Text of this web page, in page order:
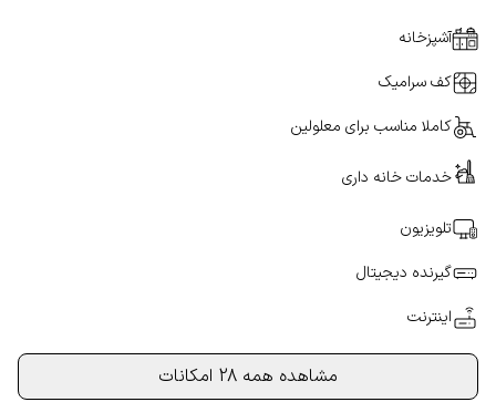
آشپزخانه
کف سرامیک
کاملا مناسب برای معلولین
خدمات خانه داری
تلویزیون
گیرنده دیجیتال
اینترنت
مشاهده همه 28 امکانات